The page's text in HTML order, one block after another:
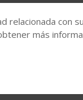
con
más